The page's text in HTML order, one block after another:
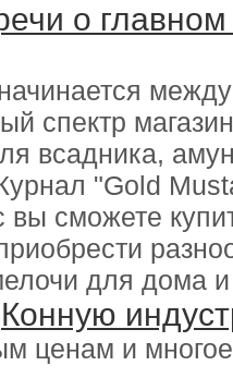
о
спектр
всадника,
"Gold
вы сможете
для дома
Конную
ценам и